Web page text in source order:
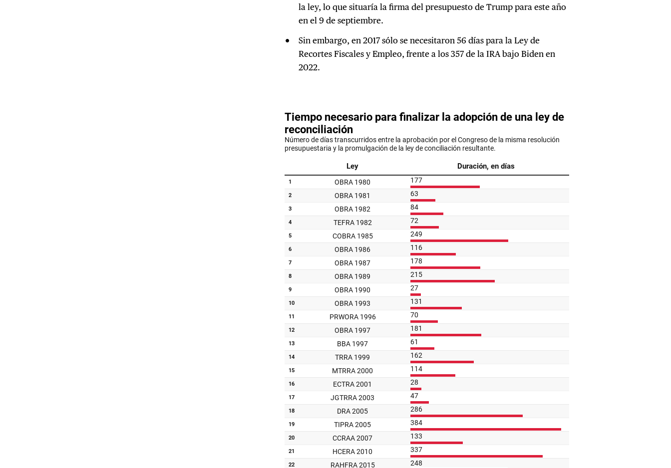
la ley, lo que situaría la firma del presupuesto de Trump para este año
en el 9 de septiembre.
Sin embargo, en 2017 sólo se necesitaron 56 días para la Ley de
Recortes Fiscales y Empleo, frente a los 357 de la IRA bajo Biden en
2022.